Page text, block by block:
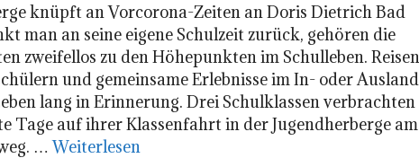
knüpft an Vorcorona-Zeiten an Doris Dietrich Bad
man an seine eigene Schulzeit zurück, gehören die
zweifellos zu den Höhepunkten im Schulleben. Reisen
und gemeinsame Erlebnisse im In- oder Ausland
lang in Erinnerung. Drei Schulklassen verbrachten
Tage auf ihrer Klassenfahrt in der Jugendherberge am
…Weiterlesen